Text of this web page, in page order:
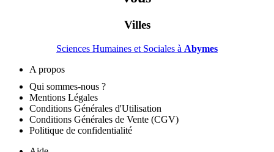
Villes
Sciences Humaines et Sociales à Abymes
A propos
Qui sommes-nous ?
Mentions Légales
Conditions Générales d'Utilisation
Conditions Générales de Vente (CGV)
Politique de confidentialité